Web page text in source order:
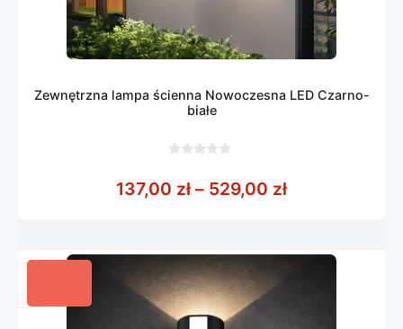
Zewnętrzna lampa ścienna Nowoczesna LED Czarno-
białe
5
137,00 zł – 529,00 złZakres cen: